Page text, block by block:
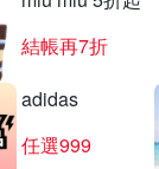
結帳再7折
adidas
任選999